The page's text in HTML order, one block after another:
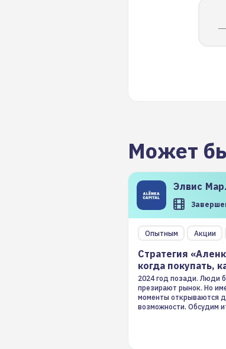
Может
Элвис
Опытным Акции
Стратегия
когда покупать,
2024 год позади. Люди
презирают рынок. Но
моменты открываются
возможности. Обсудим